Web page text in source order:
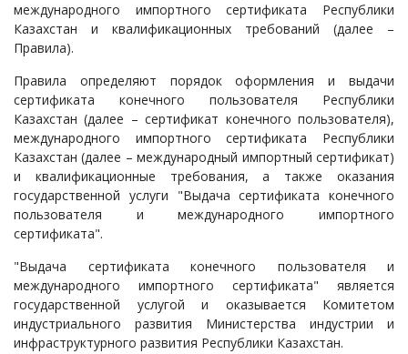
международного импортного сертификата Республики
Казахстан и квалификационных требований (далее –
Правила).
Правила определяют порядок оформления и выдачи
сертификата конечного пользователя Республики
Казахстан (далее – сертификат конечного пользователя),
международного импортного сертификата Республики
Казахстан (далее – международный импортный сертификат)
и квалификационные требования, а также оказания
государственной услуги "Выдача сертификата конечного
пользователя и международного импортного
сертификата".
"Выдача сертификата конечного пользователя и
международного импортного сертификата" является
государственной услугой и оказывается Комитетом
индустриального развития Министерства индустрии и
инфраструктурного развития Республики Казахстан.